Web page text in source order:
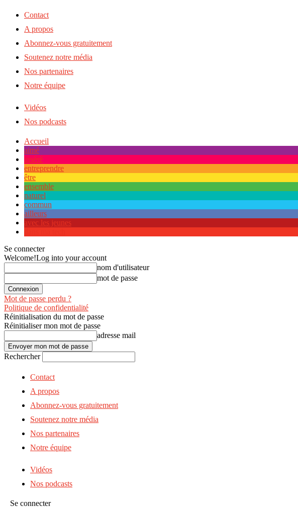
Contact
A propos
Abonnez-vous gratuitement
Soutenez notre média
Nos partenaires
Notre équipe
Vidéos
Nos podcasts
Accueil
aimé
inséré
entreprendre
être
ensemble
naturel
commun
ailleurs
avec les jeunes
Se connecter
Welcome!Log into your account
nom d'utilisateur
mot de passe
Mot de passe perdu ?
Politique de confidentialité
Réinitialisation du mot de passe
Réinitialiser mon mot de passe
adresse mail
Rechercher
Contact
A propos
Abonnez-vous gratuitement
Soutenez notre média
Nos partenaires
Notre équipe
Vidéos
Nos podcasts
Se connecter